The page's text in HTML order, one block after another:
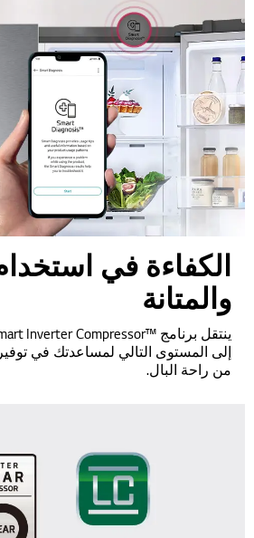
الكفاءة في
والمتانة
من راحة البال.